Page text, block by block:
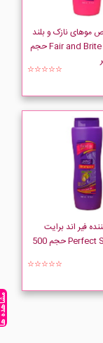
موهای نازک و بلند
فیر اند برایت Fair and Brite حجم
☆☆☆☆☆
فیر اند برایت
مدل Perfect Straight حجم 500
☆☆☆☆☆